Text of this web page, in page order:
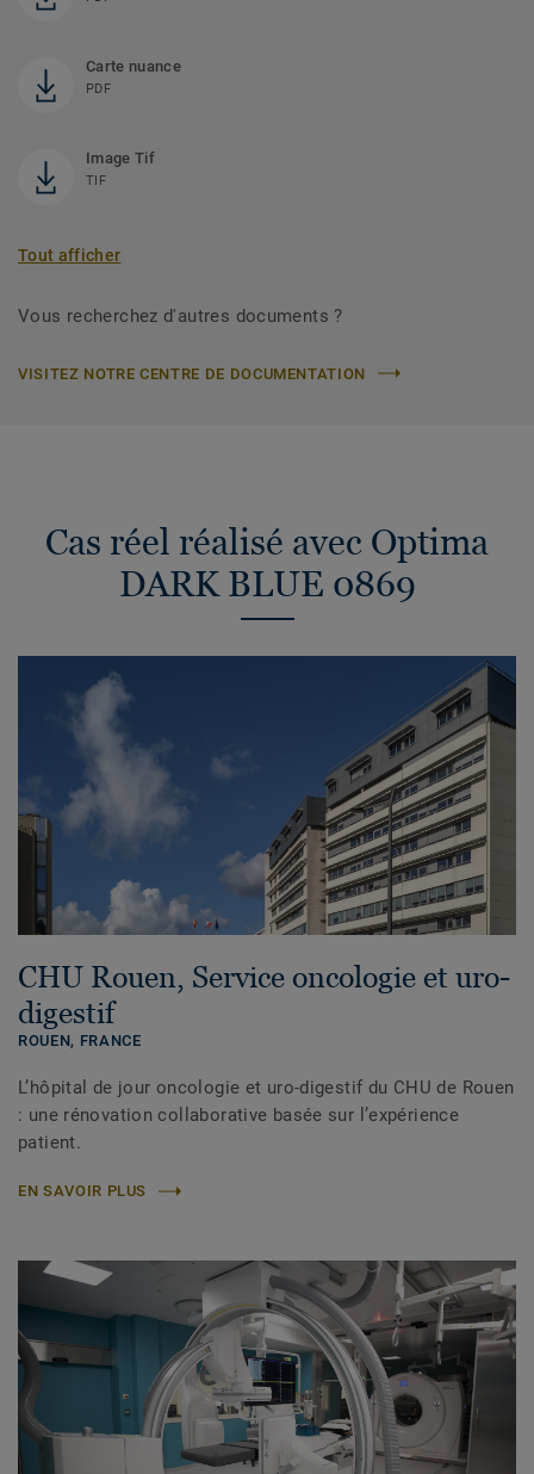
Carte nuance
PDF
Image Tif
TIF
Tout afficher
Vous recherchez d'autres documents ?
VISITEZ NOTRE CENTRE DE DOCUMENTATION
Cas réel réalisé avec Optima
DARK BLUE 0869
CHU Rouen, Service oncologie et uro-
digestif
ROUEN, FRANCE
L’hôpital de jour oncologie et uro-digestif du CHU de Rouen
: une rénovation collaborative basée sur l’expérience
patient.
EN SAVOIR PLUS